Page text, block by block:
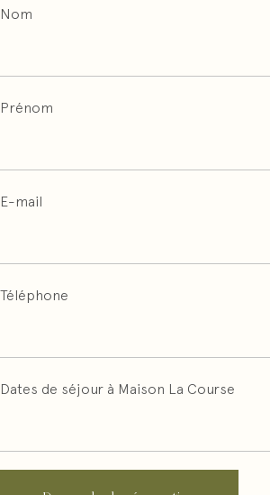
Nom
Prénom
E-mail
Téléphone
Dates de séjour à Maison La Course